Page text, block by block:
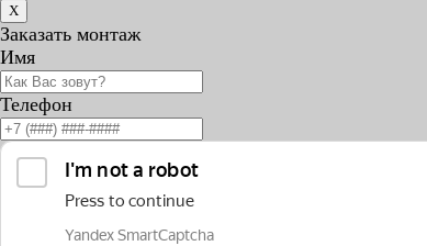
X
Заказать монтаж
Имя
Телефон